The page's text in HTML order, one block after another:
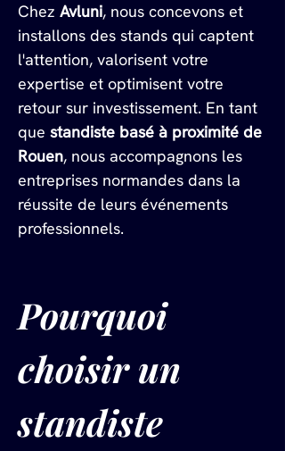
Chez Avluni, nous concevons et
installons des stands qui captent
l'attention, valorisent votre
expertise et optimisent votre
retour sur investissement. En tant
que standiste basé à proximité de
Rouen, nous accompagnons les
entreprises normandes dans la
réussite de leurs événements
professionnels.
Pourquoi
choisir un
standiste